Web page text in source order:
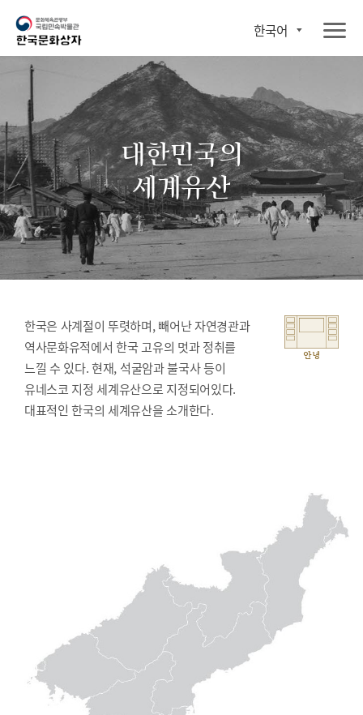
한국어
대한민국의
세계유산
한국은 사계절이 뚜렷하며, 빼어난 자연경관과
역사문화유적에서 한국 고유의 멋과 정취를
느낄 수 있다. 현재, 석굴암과 불국사 등이
유네스코 지정 세계유산으로 지정되어있다.
대표적인 한국의 세계유산을 소개한다.
안녕